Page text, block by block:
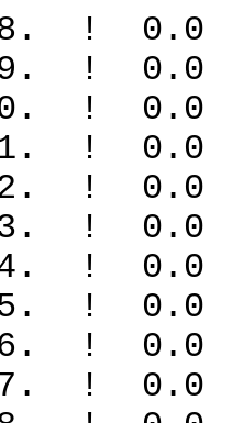
!
!
!
!
!
!
!
!
!
!